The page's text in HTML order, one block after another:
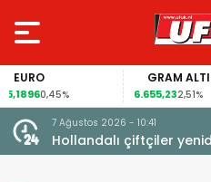
GRAM ALTIN
6.655,232,51%
FAİZ
41,30-0,55%
şoke
7 Ağustos 2026 - 10:41
Hollandalı çiftçiler